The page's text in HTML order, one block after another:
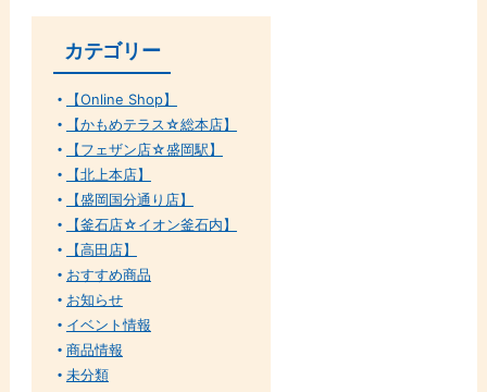
カテゴリー
【Online Shop】
【かもめテラス☆総本店】
【フェザン店☆盛岡駅】
【北上本店】
【盛岡国分通り店】
【釜石店☆イオン釜石内】
【高田店】
おすすめ商品
お知らせ
イベント情報
商品情報
未分類